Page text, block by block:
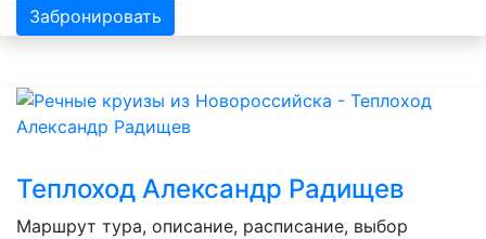
Забронировать
Теплоход Александр Радищев
Маршрут тура, описание, расписание, выбор